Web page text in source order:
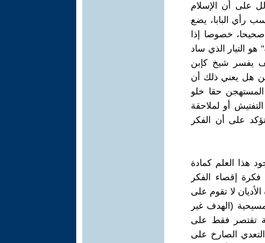
على أن الإسلام
رأي البابا، يضع
خصوصا إذا
هو التيار الذي ساد
يفسر شيخ كإبن
هل يعني ذلك أن
حقا خلو
أو لملاحقة
على أن الفكر
هذا العلم كمادة
إقصاء الفكر
لا تقوم على
(الهدف غير
تقتصر فقط على
الصارخ على